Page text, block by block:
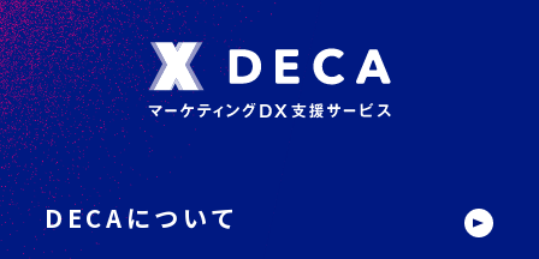
フ
ッ
タ
ー
サ
イ
ト
内
DECAについて